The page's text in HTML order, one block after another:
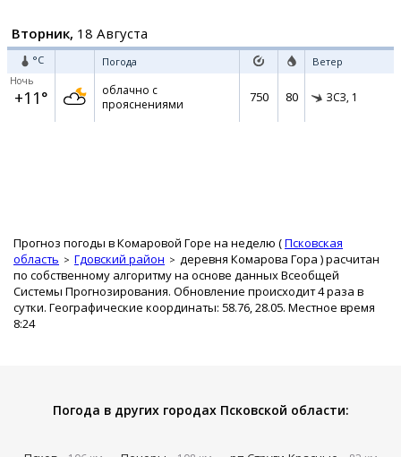
Вторник, 18 Августа
°C Погода Ветер
Ночь
+11°
облачно с
прояснениями
750 80 ЗСЗ, 1
Прогноз погоды в Комаровой Горе на неделю (Псковская
область
Гдовский район деревня Комарова Гора ) расчитан
по собственному алгоритму на основе данных Всеобщей
Системы Прогнозирования. Обновление происходит 4 раза в
сутки. Географические координаты: 58.76, 28.05. Местное время
8:24
Погода в других городах Псковской области: